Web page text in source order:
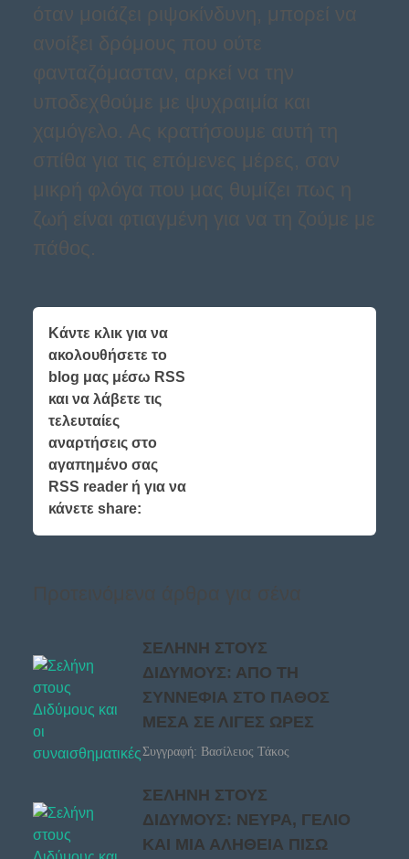
όταν μοιάζει ριψοκίνδυνη, μπορεί να
ανοίξει δρόμους που ούτε
φανταζόμασταν, αρκεί να την
υποδεχθούμε με ψυχραιμία και
χαμόγελο. Ας κρατήσουμε αυτή τη
σπίθα για τις επόμενες μέρες, σαν
μικρή φλόγα που μας θυμίζει πως η
ζωή είναι φτιαγμένη για να τη ζούμε με
πάθος.
Κάντε κλικ για να
ακολουθήσετε το
blog μας μέσω RSS
και να λάβετε τις
τελευταίες
αναρτήσεις στο
αγαπημένο σας
RSS reader ή για να
κάνετε share:
ΣΕΛΗΝΗ ΣΤΟΥΣ
ΔΙΔΥΜΟΥΣ: ΑΠΟ ΤΗ
ΣΥΝΝΕΦΙΑ ΣΤΟ ΠΑΘΟΣ
ΜΕΣΑ ΣΕ ΛΙΓΕΣ ΩΡΕΣ
Συγγραφή: Βασίλειος Τάκος
ΣΕΛΗΝΗ ΣΤΟΥΣ
ΔΙΔΥΜΟΥΣ: ΝΕΥΡΑ, ΓΕΛΙΟ
ΚΑΙ ΜΙΑ ΑΛΗΘΕΙΑ ΠΙΣΩ